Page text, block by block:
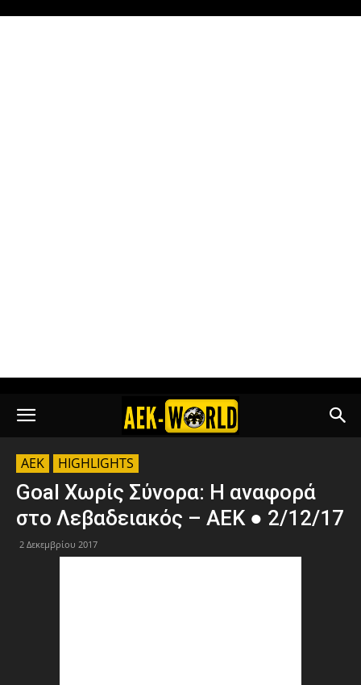
AEK HIGHLIGHTS
Goal Χωρίς Σύνορα: Η αναφορά
στο Λεβαδειακός – ΑΕΚ ● 2/12/17
2 Δεκεμβρίου 2017